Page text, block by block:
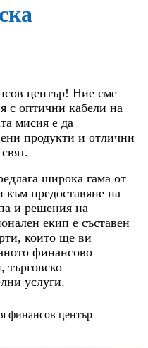
център! Ние сме
с оптични кабели на
мисия е да
продукти и отлични
широка гама от
предоставяне на
и решения на
екип е съставен
които ще ви
финансово
търговско
услуги.